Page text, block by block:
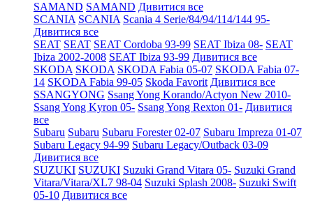
SAMAND SAMAND Дивитися все
SCANIA SCANIA Scania 4 Serie/84/94/114/144 95-
Дивитися все
SEAT SEAT SEAT Cordoba 93-99 SEAT Ibiza 08- SEAT
Ibiza 2002-2008 SEAT Ibiza 93-99 Дивитися все
SKODA SKODA SKODA Fabia 05-07 SKODA Fabia 07-
14 SKODA Fabia 99-05 Skoda Favorit Дивитися все
SSANGYONG Ssang Yong Korando/Actyon New 2010-
Ssang Yong Kyron 05- Ssang Yong Rexton 01- Дивитися
все
Subaru Subaru Subaru Forester 02-07 Subaru Impreza 01-07
Subaru Legacy 94-99 Subaru Legacy/Outback 03-09
Дивитися все
SUZUKI SUZUKI Suzuki Grand Vitara 05- Suzuki Grand
Vitara/Vitara/XL7 98-04 Suzuki Splash 2008- Suzuki Swift
05-10 Дивитися все